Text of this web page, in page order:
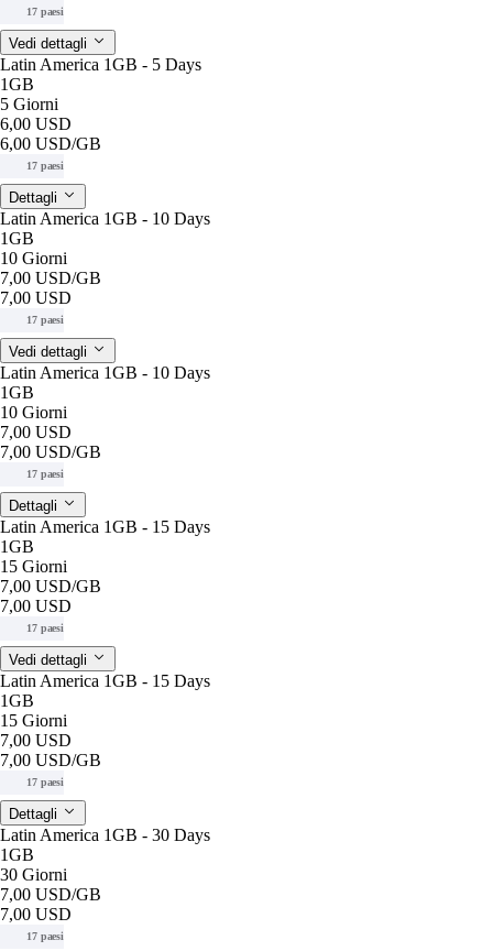
17 paesi
Vedi dettagli
Latin America 1GB - 5 Days
1GB
5 Giorni
6,00 USD
6,00 USD/GB
17 paesi
Dettagli
Latin America 1GB - 10 Days
1GB
10 Giorni
7,00 USD/GB
7,00 USD
17 paesi
Vedi dettagli
Latin America 1GB - 10 Days
1GB
10 Giorni
7,00 USD
7,00 USD/GB
17 paesi
Dettagli
Latin America 1GB - 15 Days
1GB
15 Giorni
7,00 USD/GB
7,00 USD
17 paesi
Vedi dettagli
Latin America 1GB - 15 Days
1GB
15 Giorni
7,00 USD
7,00 USD/GB
17 paesi
Dettagli
Latin America 1GB - 30 Days
1GB
30 Giorni
7,00 USD/GB
7,00 USD
17 paesi